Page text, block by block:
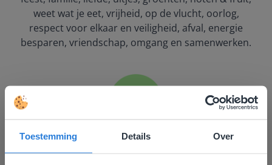
Toestemming Details Over
weet wat je eet, vrijheid, op de vlucht, oorlog,
respect voor elkaar en veiligheid, afval, energie
besparen, vriendschap, omgang en samenwerken.
Vrije tijd - Woordenschat